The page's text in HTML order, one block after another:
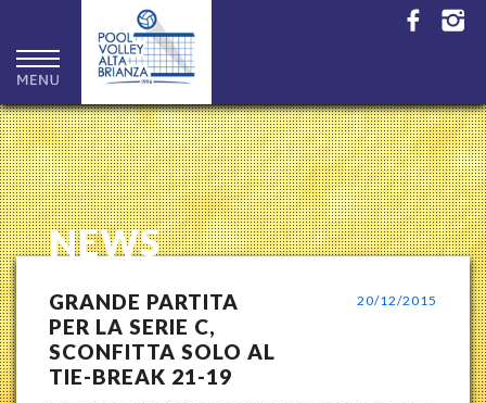
NEWS
GRANDE PARTITA
PER LA SERIE C,
SCONFITTA SOLO AL
TIE-BREAK 21-19
20/12/2015